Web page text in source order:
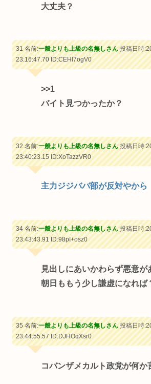
大丈夫？
31 名前:一般よりも上級の名無しさん投稿日時
23:16:47.70ID:CEHl7ogV0
>>1
バイト見つかったか？
32 名前:一般よりも上級の名無しさん投稿日時
23:40:23.15ID:XoTazzVR0
主力ジジババ部が反対やから
34 名前:一般よりも上級の名無しさん投稿日時
23:43:43.91ID:98pI+osz0
見出しにあいかわらず悪意が
朝日ももう少し謙虚になれば
35 名前:一般よりも上級の名無しさん投稿日時
23:44:55.57ID:DJHOqXsr0
コバンザメカルト政党が何か